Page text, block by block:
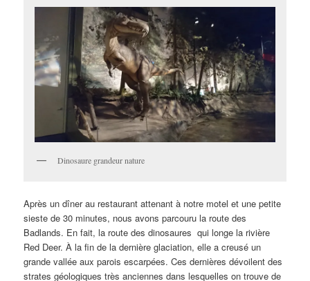
Dinosaure grandeur nature
Après un dîner au restaurant attenant à notre motel et une petite
sieste de 30 minutes, nous avons parcouru la route des
Badlands. En fait, la route des dinosaures qui longe la rivière
Red Deer. À la fin de la dernière glaciation, elle a creusé un
grande vallée aux parois escarpées. Ces dernières dévoilent des
strates géologiques très anciennes dans lesquelles on trouve de